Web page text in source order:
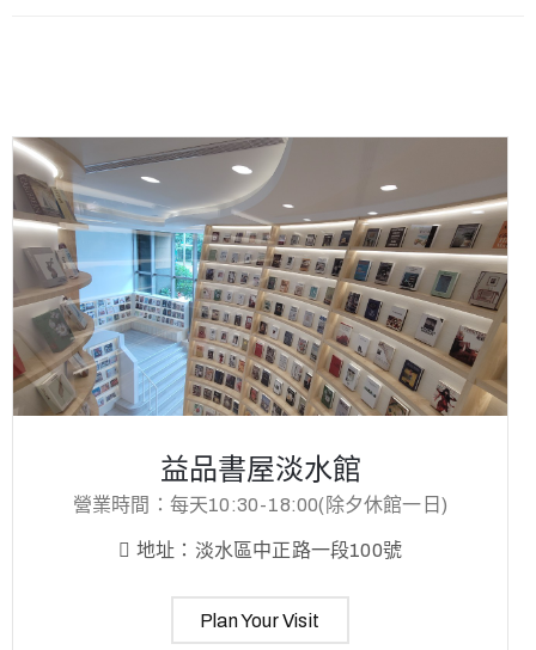
益品書屋淡水館
營業時間：每天10:30-18:00(除夕休館一日)
地址：淡水區中正路一段100號
Plan Your Visit